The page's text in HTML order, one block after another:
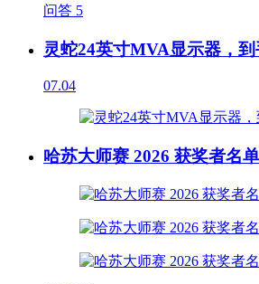
问答 5
灵蛇24英寸MVA显示器，到
07.04
哈苏大师赛 2026 获奖者名